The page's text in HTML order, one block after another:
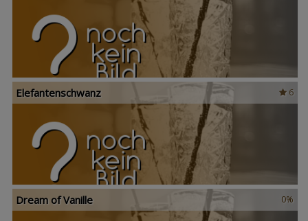
6
Elefantenschwanz
0%
Dream of Vanille